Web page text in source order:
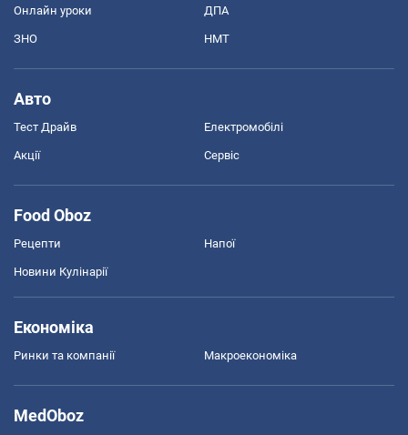
Онлайн уроки ДПА
ЗНО НМТ
Авто
Тест Драйв Електромобілі
Акції Сервіс
Food Oboz
Рецепти Напої
Новини Кулінарії
Економіка
Ринки та компанії Макроекономіка
MedOboz